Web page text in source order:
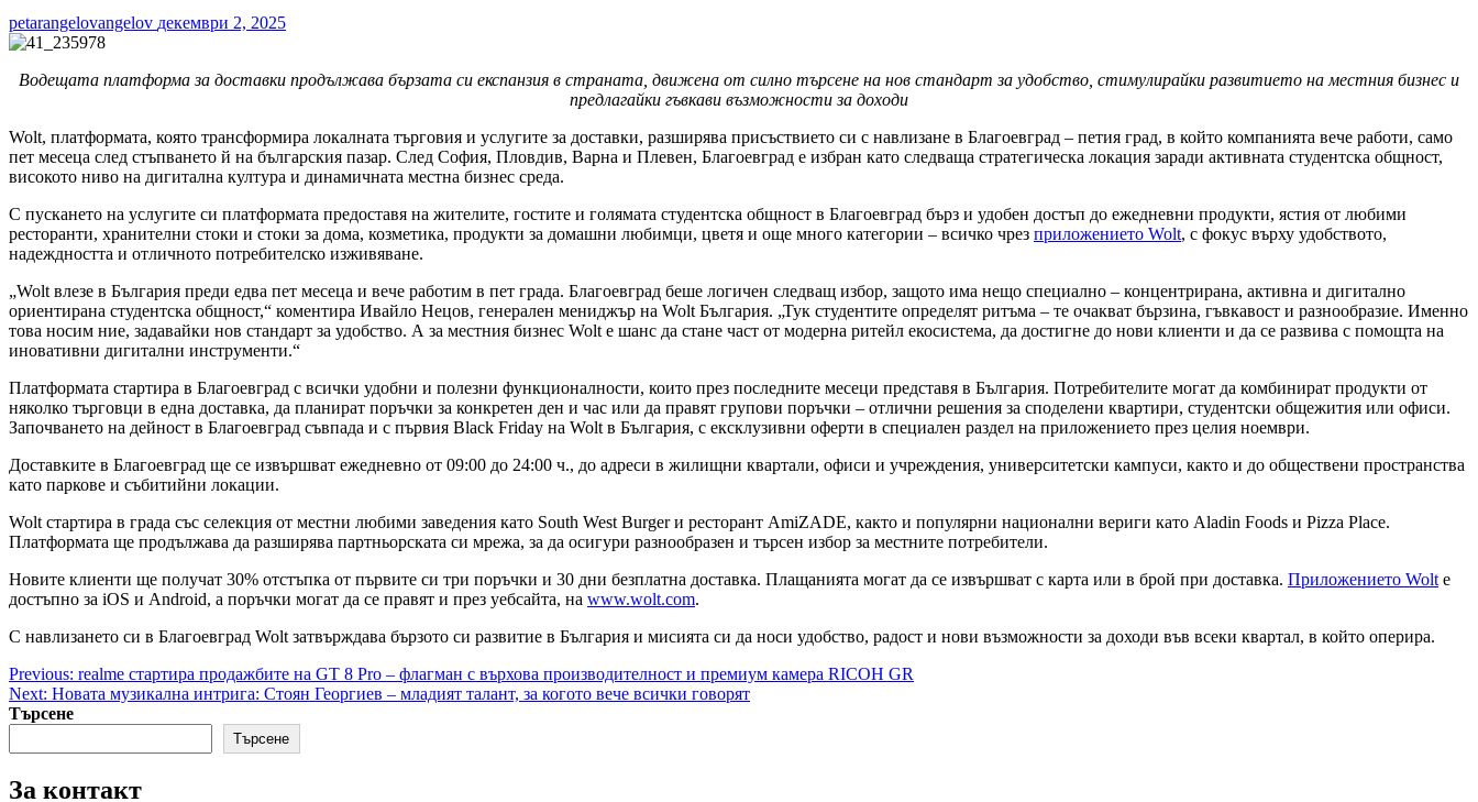
petarangelovangelov декември 2, 2025
Водещата платформа за доставки продължава бързата си експанзия в страната, движена от силно търсене на нов стандарт за удобство, стимулирайки развитието на местния бизнес и
предлагайки гъвкави възможности за доходи
Wolt, платформата, която трансформира локалната търговия и услугите за доставки, разширява присъствието си с навлизане в Благоевград – петия град, в който компанията вече работи, само
пет месеца след стъпването й на българския пазар. След София, Пловдив, Варна и Плевен, Благоевград е избран като следваща стратегическа локация заради активната студентска общност,
високото ниво на дигитална култура и динамичната местна бизнес среда.
С пускането на услугите си платформата предоставя на жителите, гостите и голямата студентска общност в Благоевград бърз и удобен достъп до ежедневни продукти, ястия от любими
ресторанти, хранителни стоки и стоки за дома, козметика, продукти за домашни любимци, цветя и още много категории – всичко чрез приложението Wolt, с фокус върху удобството,
надеждността и отличното потребителско изживяване.
„Wolt влезе в България преди едва пет месеца и вече работим в пет града. Благоевград беше логичен следващ избор, защото има нещо специално – концентрирана, активна и дигитално
ориентирана студентска общност,“ коментира Ивайло Нецов, генерален мениджър на Wolt България. „Тук студентите определят ритъма – те очакват бързина, гъвкавост и разнообразие. Именно
това носим ние, задавайки нов стандарт за удобство. А за местния бизнес Wolt е шанс да стане част от модерна ритейл екосистема, да достигне до нови клиенти и да се развива с помощта на
иновативни дигитални инструменти.“
Платформата стартира в Благоевград с всички удобни и полезни функционалности, които през последните месеци представя в България. Потребителите могат да комбинират продукти от
няколко търговци в една доставка, да планират поръчки за конкретен ден и час или да правят групови поръчки – отлични решения за споделени квартири, студентски общежития или офиси.
Започването на дейност в Благоевград съвпада и с първия Black Friday на Wolt в България, с ексклузивни оферти в специален раздел на приложението през целия ноември.
Доставките в Благоевград ще се извършват ежедневно от 09:00 до 24:00 ч., до адреси в жилищни квартали, офиси и учреждения, университетски кампуси, както и до обществени пространства
като паркове и събитийни локации.
Wolt стартира в града със селекция от местни любими заведения като South West Burger и ресторант AmiZADE, както и популярни национални вериги като Aladin Foods и Pizza Place.
Платформата ще продължава да разширява партньорската си мрежа, за да осигури разнообразен и търсен избор за местните потребители.
Новите клиенти ще получат 30% отстъпка от първите си три поръчки и 30 дни безплатна доставка. Плащанията могат да се извършват с карта или в брой при доставка. Приложението Wolt е
достъпно за iOS и Android, а поръчки могат да се правят и през уебсайта, на www.wolt.com.
С навлизането си в Благоевград Wolt затвърждава бързото си развитие в България и мисията си да носи удобство, радост и нови възможности за доходи във всеки квартал, в който оперира.
Post
navigation
Previous: realme стартира продажбите на GT 8 Pro – флагман с върхова производителност и премиум камера RICOH GR
Next: Новата музикална интрига: Стоян Георгиев – младият талант, за когото вече всички говорят
Търсене
Търсене
За контакт